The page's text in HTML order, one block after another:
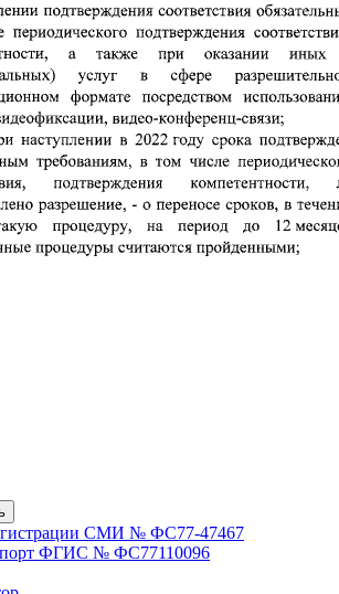
СМИ № ФС77-47467
ФГИС № ФС77110096